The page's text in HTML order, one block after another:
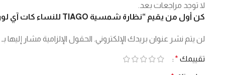
لا توجد مراجعات بعد.
كن أول من يقيم “نظارة شمسية TIAGO للنساء كات آي لون بني – 5113 C2”
لن يتم نشر عنوان بريدك الإلكتروني. الحقول الإلزامية مشار إليها بـ
تقييمك *